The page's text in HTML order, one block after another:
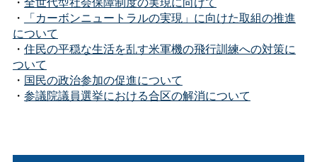
・
「カーボンニュートラルの実現」に向けた取組の推進
について
・ 住民の平穏な生活を乱す米軍機の飛行訓練への対策に
ついて
・ 国民の政治参加の促進について
・ 参議院議員選挙における合区の解消について